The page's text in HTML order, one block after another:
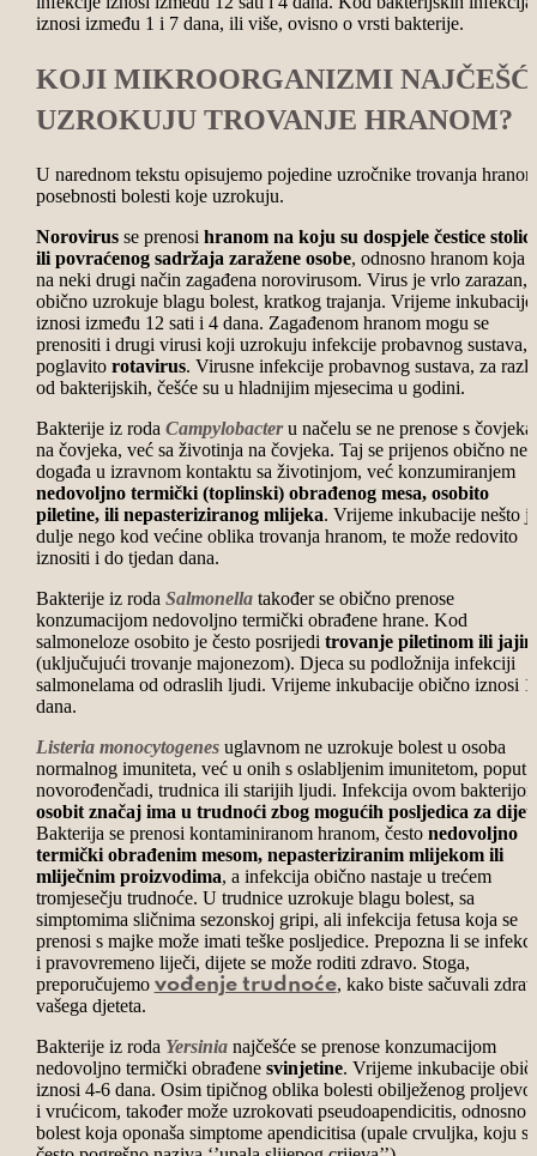
iznosi između 1 i 7 dana, ili više, ovisno o vrsti bakterije.
KOJI MIKROORGANIZMI
UZROKUJU TROVANJE HRANOM?
U narednom tekstu opisujemo pojedine uzročnike trovanja
posebnosti bolesti koje uzrokuju.
Norovirusse prenosi hranom na koju su dospjele čestice
ili povraćenog sadržaja zaražene osobe, odnosno hranom koja
na neki drugi način zagađena norovirusom. Virus je vrlo zarazan,
obično uzrokuje blagu bolest, kratkog trajanja. Vrijeme inkubacije
iznosi između 12 sati i 4 dana. Zagađenom hranom mogu se
prenositi i drugi virusi koji uzrokuju infekcije probavnog sustava,
poglavito rotavirus. Virusne infekcije probavnog sustava, za
od bakterijskih, češće su u hladnijim mjesecima u godini.
Bakterije iz roda Campylobacteru načelu se ne prenose s čovjeka
na čovjeka, već sa životinja na čovjeka. Taj se prijenos obično ne
događa u izravnom kontaktu sa životinjom, već konzumiranjem
nedovoljno termički (toplinski) obrađenog mesa, osobito
piletine, ili nepasteriziranog mlijeka. Vrijeme inkubacije nešto je
dulje nego kod većine oblika trovanja hranom, te može redovito
iznositi i do tjedan dana.
Bakterije iz roda Salmonellatakođer se obično prenose
konzumacijom nedovoljno termički obrađene hrane. Kod
salmoneloze osobito je često posrijedi trovanje piletinom ili
(uključujući trovanje majonezom). Djeca su podložnija infekciji
salmonelama od odraslih ljudi. Vrijeme inkubacije obično iznosi
dana.
Listeria monocytogenesuglavnom ne uzrokuje bolest u osoba
normalnog imuniteta, već u onih s oslabljenim imunitetom, poput
novorođenčadi, trudnica ili starijih ljudi. Infekcija ovom
osobit značaj ima u trudnoći zbog mogućih posljedica za
Bakterija se prenosi kontaminiranom hranom, često nedovoljno
termički obrađenim mesom, nepasteriziranim mlijekom ili
mliječnim proizvodima, a infekcija obično nastaje u trećem
tromjesečju trudnoće. U trudnice uzrokuje blagu bolest, sa
simptomima sličnima sezonskoj gripi, ali infekcija fetusa koja se
prenosi s majke može imati teške posljedice. Prepozna li se
i pravovremeno liječi, dijete se može roditi zdravo. Stoga,
preporučujemo vođenje trudnoće, kako biste sačuvali
vašega djeteta.
Bakterije iz roda Yersinianajčešće se prenose konzumacijom
nedovoljno termički obrađene svinjetine. Vrijeme inkubacije
iznosi 4-6 dana. Osim tipičnog oblika bolesti obilježenog
i vrućicom, također može uzrokovati pseudoapendicitis, odnosno
bolest koja oponaša simptome apendicitisa (upale crvuljka, koju se